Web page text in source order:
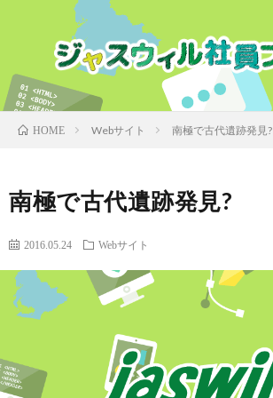
HOME Webサイト 南極で古代遺跡発見?
南極で古代遺跡発見?
2016.05.24 Webサイト